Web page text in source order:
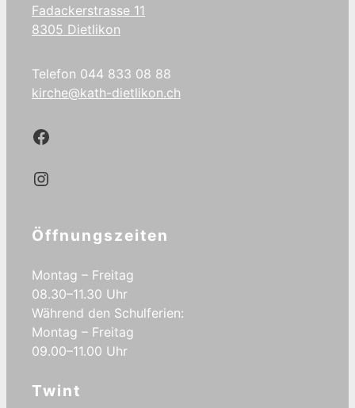
Fadackerstrasse 11
8305 Dietlikon
Telefon 044 833 08 88
kirche@kath-dietlikon.ch
Kath.Dietlikon Facebook
Kath.Dietlikon Instagram
Öffnungszeiten
Montag – Freitag
08.30–11.30 Uhr
Während den Schulferien:
Montag – Freitag
09.00–11.00 Uhr
Twint